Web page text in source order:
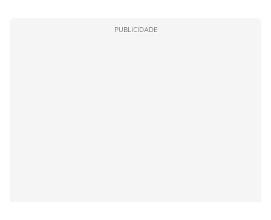
PUBLICIDADE